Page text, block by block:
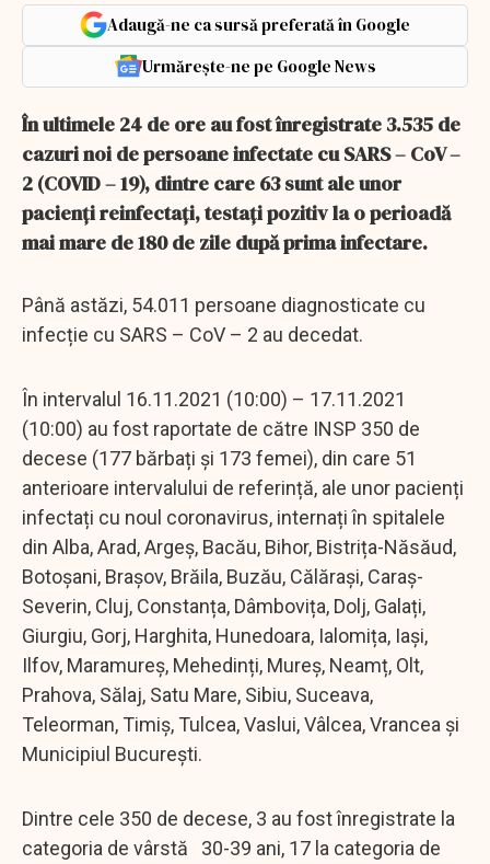
Adaugă-ne ca sursă preferată în Google
Urmărește-ne pe Google News
În ultimele 24 de ore au fost înregistrate 3.535 de
cazuri noi de persoane infectate cu SARS – CoV –
2 (COVID – 19), dintre care 63 sunt ale unor
pacienți reinfectați, testați pozitiv la o perioadă
mai mare de 180 de zile după prima infectare.
Până astăzi, 54.011 persoane diagnosticate cu
infecție cu SARS – CoV – 2 au decedat.
În intervalul 16.11.2021 (10:00) – 17.11.2021
(10:00) au fost raportate de către INSP 350 de
decese (177 bărbați și 173 femei), din care 51
anterioare intervalului de referință, ale unor pacienți
infectați cu noul coronavirus, internați în spitalele
din Alba, Arad, Argeș, Bacău, Bihor, Bistrița-Năsăud,
Botoșani, Brașov, Brăila, Buzău, Călărași, Caraș-
Severin, Cluj, Constanța, Dâmbovița, Dolj, Galați,
Giurgiu, Gorj, Harghita, Hunedoara, Ialomița, Iași,
Ilfov, Maramureș, Mehedinți, Mureș, Neamț, Olt,
Prahova, Sălaj, Satu Mare, Sibiu, Suceava,
Teleorman, Timiș, Tulcea, Vaslui, Vâlcea, Vrancea și
Municipiul București.
Dintre cele 350 de decese, 3 au fost înregistrate la
categoria de vârstă 30-39 ani, 17 la categoria de